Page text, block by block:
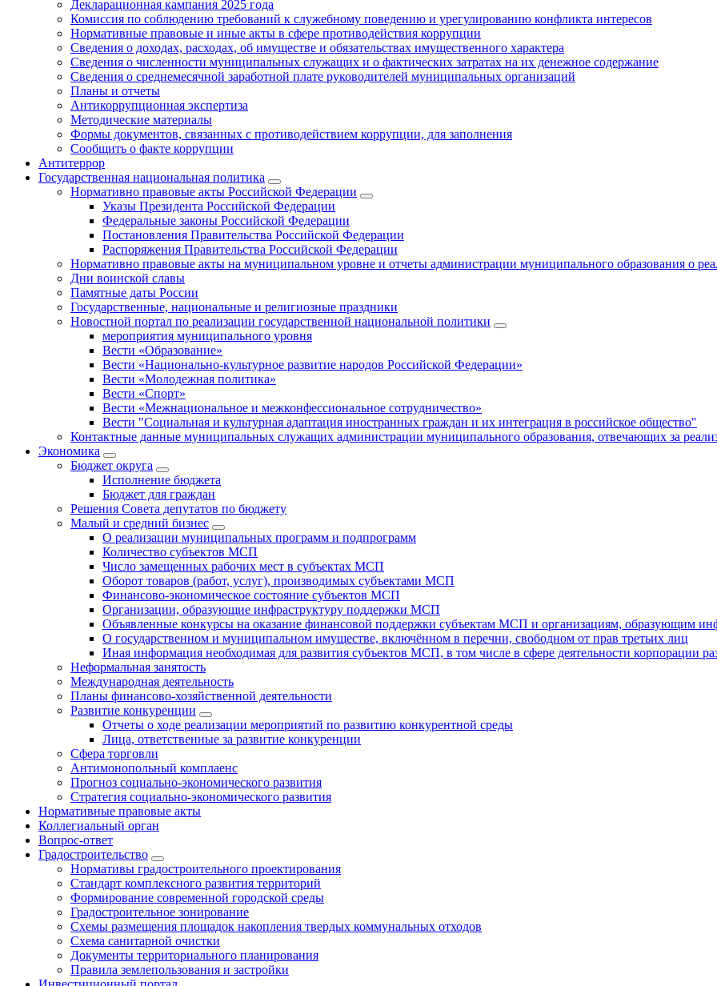
Декларационная кампания 2025 года
Комиссия по соблюдению требований к служебному поведению и урегулированию конфликта интересов
Нормативные правовые и иные акты в сфере противодействия коррупции
Сведения о доходах, расходах, об имуществе и обязательствах имущественного характера
Сведения о численности муниципальных служащих и о фактических затратах на их денежное содержание
Сведения о среднемесячной заработной плате руководителей муниципальных организаций
Планы и отчеты
Антикоррупционная экспертиза
Методические материалы
Формы документов, связанных с противодействием коррупции, для заполнения
Сообщить о факте коррупции
Антитеррор
Государственная национальная политика
Нормативно правовые акты Российской Федерации
Указы Президента Российской Федерации
Федеральные законы Российской Федерации
Постановления Правительства Российской Федерации
Распоряжения Правительства Российской Федерации
Нормативно правовые акты на муниципальном уровне и отчеты администрации муниципального образования о
Дни воинской славы
Памятные даты России
Государственные, национальные и религиозные праздники
Новостной портал по реализации государственной национальной политики
мероприятия муниципального уровня
Вести «Образование»
Вести «Национально-культурное развитие народов Российской Федерации»
Вести «Молодежная политика»
Вести «Спорт»
Вести «Межнациональное и межконфессиональное сотрудничество»
Вести "Социальная и культурная адаптация иностранных граждан и их интеграция в российское общество"
Контактные данные муниципальных служащих администрации муниципального образования, отвечающих за
Экономика
Бюджет округa
Исполнение бюджета
Бюджет для граждан
Решения Совета депутатов по бюджету
Малый и средний бизнес
О реализации муниципальных программ и подпрограмм
Количество субъектов МСП
Число замещенных рабочих мест в субъектах МСП
Оборот товаров (работ, услуг), производимых субъектами МСП
Финансово-экономическое состояние субъектов МСП
Организации, образующие инфраструктуру поддержки МСП
Объявленные конкурсы на оказание финансовой поддержки субъектам МСП и организациям, образующим
О государственном и муниципальном имуществе, включённом в перечни, свободном от прав третьих лиц
Иная информация необходимая для развития субъектов МСП, в том числе в сфере деятельности корпорации
Неформальная занятость
Международная деятельность
Планы финансово-хозяйственной деятельности
Развитие конкуренции
Отчеты о ходе реализации мероприятий по развитию конкурентной среды
Лица, ответственные за развитие конкуренции
Сфера торговли
Антимонопольный комплаенс
Прогноз социально-экономического развития
Стратегия социально-экономического развития
Нормативные правовые акты
Коллегиальный орган
Вопрос-ответ
Градостроительство
Нормативы градостроительного проектирования
Стандарт комплексного развития территорий
Формирование современной городской среды
Градостроительное зонирование
Схемы размещения площадок накопления твердых коммунальных отходов
Схема санитарной очистки
Документы территориального планирования
Правила землепользования и застройки